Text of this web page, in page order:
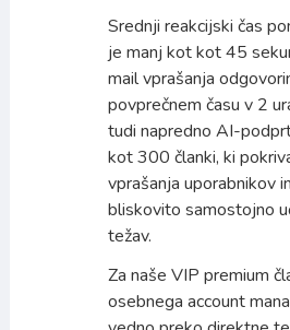
Srednji reakcijski čas
je manj kot kot 45
mail vprašanja
povprečnem času v 2
tudi napredno AI-
kot 300 članki, ki
vprašanja uporabnikov
bliskovito samostojno
težav.
Za naše VIP premium
osebnega account